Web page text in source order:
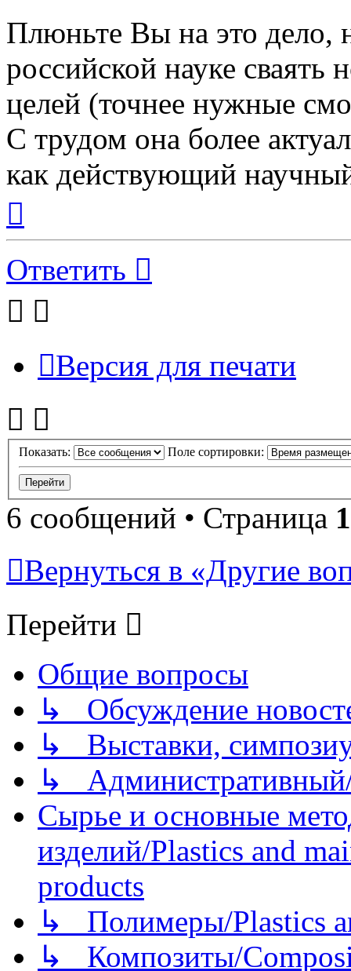
Плюньте Вы на это дело,
российской науке
целей (точнее нужные
С трудом она более
как действующий
началу
Ответить
Версия для печати
Показать: Поле сортировки:
6 сообщений • Страница 1
Вернуться в «Другие
Перейти
Общие вопросы
↳ Обсуждение
↳ Выставки,
↳
Сырье и основные
изделий/Plastics and
products
↳ Полимеры/Plastics
↳ Композиты/